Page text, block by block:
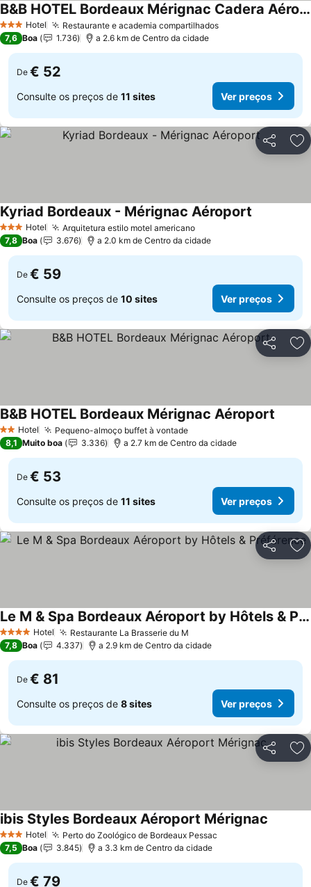
3 EstrelasHotel Restaurante e academia compartilhados
B&B HOTEL Bordeaux Mérignac Cadera Aéroport
7,6 Boa 1.736 a 2.6 km de Centro da cidade
De € 52
Consulte os preços de 11 sites Ver preços
Partilhar
3 EstrelasHotel Arquitetura estilo motel americano
Kyriad Bordeaux - Mérignac Aéroport
7,8 Boa 3.676 a 2.0 km de Centro da cidade
De € 59
Consulte os preços de 10 sites Ver preços
Partilhar
2 Estrelas
Hotel Pequeno-almoço buffet à vontade
B&B HOTEL Bordeaux Mérignac Aéroport
8,1 Muito boa 3.336 a 2.7 km de Centro da cidade
De € 53
Consulte os preços de 11 sites Ver preços
Partilhar
4 EstrelasHotel Restaurante La Brasserie du M
Le M & Spa Bordeaux Aéroport by Hôtels & Préférence
7,8 Boa 4.337 a 2.9 km de Centro da cidade
De € 81
Consulte os preços de 8 sites Ver preços
Partilhar
3 EstrelasHotel Perto do Zoológico de Bordeaux Pessac
ibis Styles Bordeaux Aéroport Mérignac
7,5 Boa 3.845 a 3.3 km de Centro da cidade
De € 79